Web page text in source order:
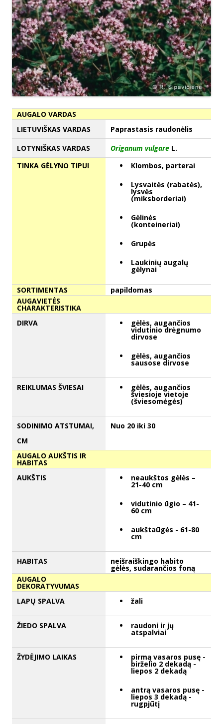
AUGALO VARDAS
LIETUVIŠKAS VARDAS
Paprastasis raudonėlis
LOTYNIŠKAS VARDAS
Origanum vulgare L.
TINKA GĖLYNO TIPUI
Klombos, parterai
Lysvaitės (rabatės),
lysvės
(miksborderiai)
Gėlinės
(konteineriai)
Grupės
Laukinių augalų
gėlynai
SORTIMENTAS
papildomas
AUGAVIETĖS
CHARAKTERISTIKA
DIRVA
gėlės, augančios
vidutinio drėgnumo
dirvose
gėlės, augančios
sausose dirvose
REIKLUMAS ŠVIESAI gėlės, augančios
šviesioje vietoje
(šviesomėgės)
SODINIMO ATSTUMAI,
CM
Nuo 20 iki 30
AUGALO AUKŠTIS IR
HABITAS
AUKŠTIS
neaukštos gėlės –
21-40 cm
vidutinio ūgio – 41-
60 cm
aukštaūgės - 61-80
cm
HABITAS neišraiškingo habito
gėlės, sudarančios foną
AUGALO
DEKORATYVUMAS
LAPŲ SPALVA
žali
ŽIEDO SPALVA raudoni ir jų
atspalviai
ŽYDĖJIMO LAIKAS pirmą vasaros pusę -
birželio 2 dekadą -
liepos 2 dekadą
antrą vasaros pusę -
liepos 3 dekadą -
rugpjūtį